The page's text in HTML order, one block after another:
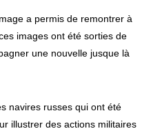
a permis de remontrer à
images ont été sorties de
une nouvelle jusque là
navires russes qui ont été
illustrer des actions militaires